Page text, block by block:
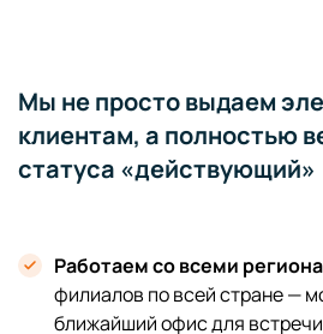
Мы не просто выдаем
клиентам, а полностью
статуса «действующий»
Работаем со всеми
филиалов по всей стране —
ближайший офис для встречи